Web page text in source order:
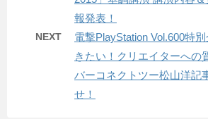
報発表！
NEXT
電撃PlayStation Vol.600特
きたい！クリエイターへの
バーコネクトツー松山洋記
せ！